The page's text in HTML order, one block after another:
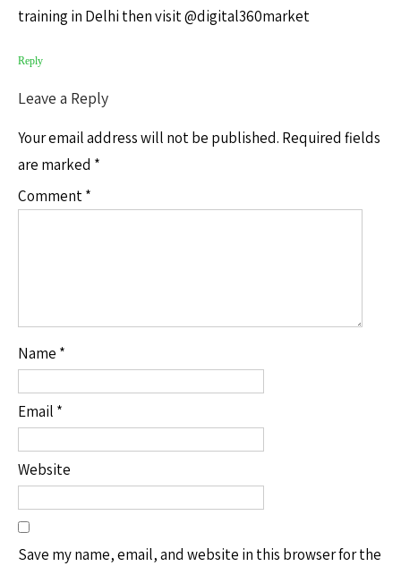
training in Delhi then visit @digital360market
Reply
Leave a Reply
Your email address will not be published. Required fields
are marked *
Comment*
Name *
Email *
Website
Save my name, email, and website in this browser for the